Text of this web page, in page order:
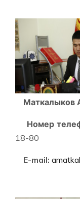
Маткалыков
Номер
18-80
E-mail: